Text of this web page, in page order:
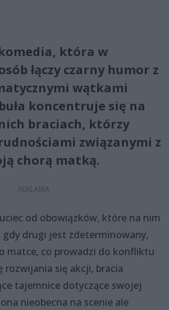
która w
łączy czarny humor z
wątkami
koncentruje się na
braciach, którzy
związanymi z
chorą matką.
od obowiązków, które na nim
gdy drugi jest zdeterminowany,
matce, co prowadzi do konfliktu
rozwijania się akcji, bracia
tajemnice dotyczące swojej
nieobecna na scenie ale